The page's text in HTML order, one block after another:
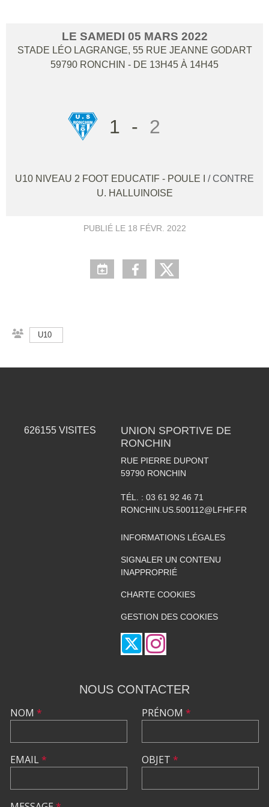
LE SAMEDI 05 MARS 2022
STADE LÉO LAGRANGE, 55 RUE JEANNE GODART
59790 RONCHIN - DE 13H45 À 14H45
1 - 2
U10 NIVEAU 2 FOOT EDUCATIF - POULE I / CONTRE
U. HALLUINOISE
PUBLIÉ LE 18 FÉVR. 2022
U10
626155 VISITES
UNION SPORTIVE DE
RONCHIN
RUE PIERRE DUPONT
59790 RONCHIN
TÉL. : 03 61 92 46 71
RONCHIN.US.500112@LFHF.FR
INFORMATIONS LÉGALES
SIGNALER UN CONTENU
INAPPROPRIÉ
CHARTE COOKIES
GESTION DES COOKIES
NOUS CONTACTER
NOM *
EMAIL*
PRÉNOM *
OBJET *